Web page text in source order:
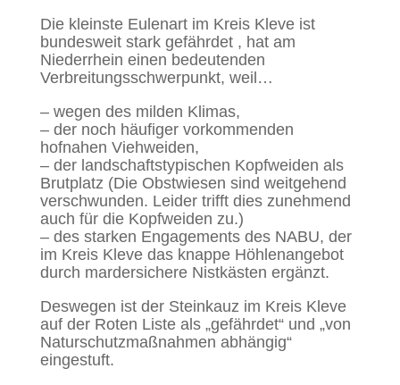
Die kleinste Eulenart im Kreis Kleve ist
bundesweit stark gefährdet , hat am
Niederrhein einen bedeutenden
Verbreitungsschwerpunkt, weil…
– wegen des milden Klimas,
– der noch häufiger vorkommenden
hofnahen Viehweiden,
– der landschaftstypischen Kopfweiden als
Brutplatz (Die Obstwiesen sind weitgehend
verschwunden. Leider trifft dies zunehmend
auch für die Kopfweiden zu.)
– des starken Engagements des NABU, der
im Kreis Kleve das knappe Höhlenangebot
durch mardersichere Nistkästen ergänzt.
Deswegen ist der Steinkauz im Kreis Kleve
auf der Roten Liste als „gefährdet“ und „von
Naturschutzmaßnahmen abhängig“
eingestuft.